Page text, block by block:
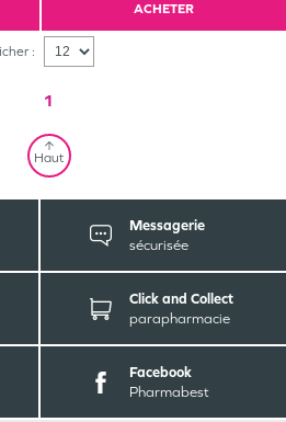
ACHETER
:
1
Haut
Messagerie
sécurisée
Click and Collect
parapharmacie
Facebook
Pharmabest